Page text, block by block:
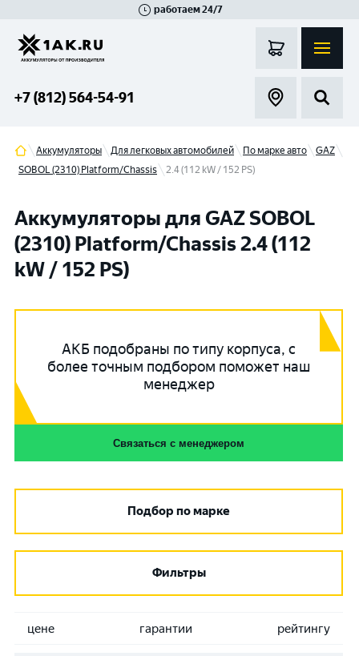
работаем 24/7
+7 (812) 564-54-91
Аккумуляторы Для легковых автомобилей По марке авто
GAZ
SOBOL (2310) Platform/Chassis
2.4 (112 kW / 152 PS)
Аккумуляторы для GAZ SOBOL
(2310) Platform/Chassis 2.4 (112
kW / 152 PS)
АКБ подобраны по типу корпуса, с
более точным подбором поможет наш
менеджер
Связаться с менеджером
Подбор по марке
Фильтры
цене гарантии рейтингу
Гатчина